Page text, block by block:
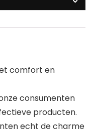
comfort en
consumenten
producten.
echt de charme